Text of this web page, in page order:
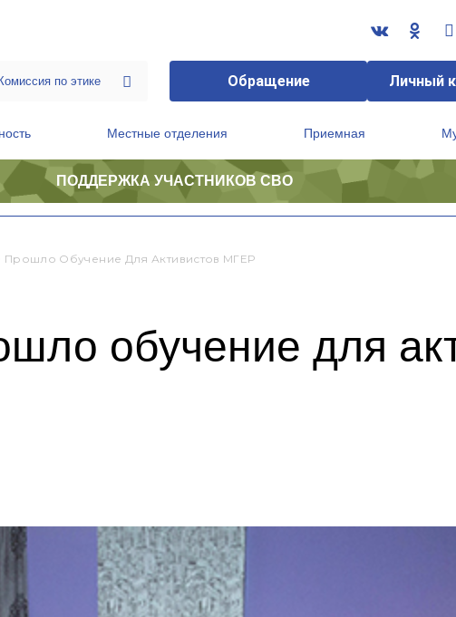
Обращение Личный
Местные отделения Приемная
ПОДДЕРЖКА УЧАСТНИКОВ СВО
Прошло Обучение Для Активистов МГЕР
обучение для